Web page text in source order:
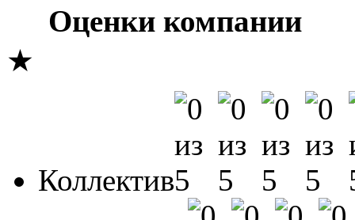
Оценки компании
★
Коллектив